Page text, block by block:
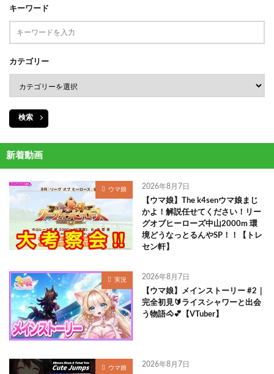
キーワード
カテゴリー
検索
新着動画
ウマ娘 2026年8月7日
【ウマ娘】The k4senウマ娘まじ
かよ！解説任せてください！リー
グオブヒーローズ中山2000m 環
境どうなっとるんやSP！！【トレ
セン軒】
実況 2026年8月7日
【ウマ娘】メインストーリー #2｜
完全初見🔰ライスシャワーと出会
う物語🐴💕【VTuber】
ウマ娘 2026年8月7日